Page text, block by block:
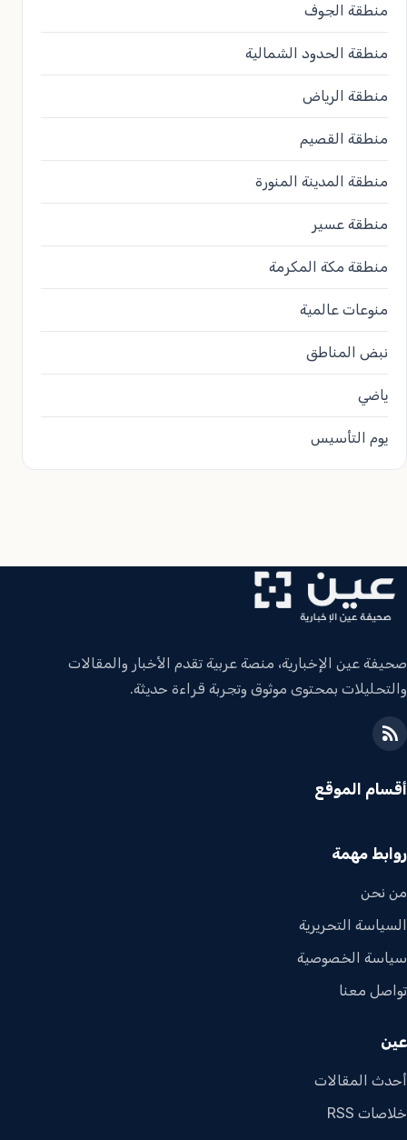
منطقة الجوف
منطقة الحدود الشمالية
منطقة الرياض
منطقة القصيم
منطقة المدينة المنورة
منطقة عسير
منطقة مكة المكرمة
منوعات عالمية
نبض المناطق
ياضي
يوم التأسيس
صحيفة عين الإخبارية، منصة عربية تقدم الأخبار والمقالات
والتحليلات بمحتوى موثوق وتجربة قراءة حديثة.
أقسام الموقع
روابط مهمة
من نحن
السياسة التحريرية
سياسة الخصوصية
تواصل معنا
عين
أحدث المقالات
خلاصات RSS